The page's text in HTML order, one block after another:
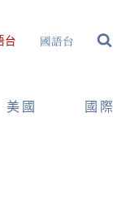
台 國語台
美國 國際